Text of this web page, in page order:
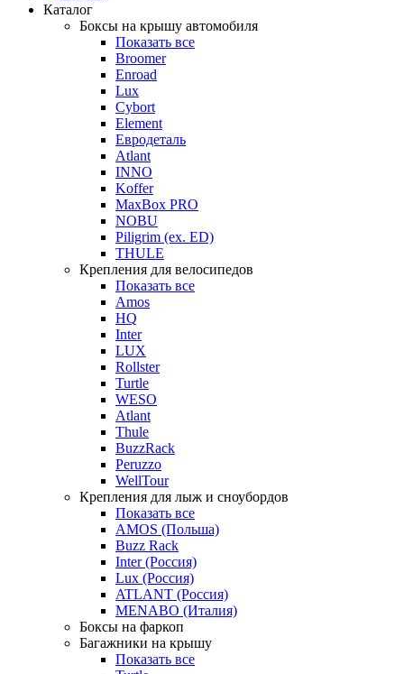
Каталог
Боксы на крышу автомобиля
Показать все
Broomer
Enroad
Lux
Cybort
Element
Евродеталь
Atlant
INNO
Koffer
MaxBox PRO
NOBU
Piligrim (ex. ED)
THULE
Крепления для велосипедов
Показать все
Amos
HQ
Inter
LUX
Rollster
Turtle
WESO
Atlant
Thule
BuzzRack
Peruzzo
WellTour
Крепления для лыж и сноубордов
Показать все
AMOS (Польша)
Buzz Rack
Inter (Россия)
Lux (Россия)
ATLANT (Россия)
MENABO (Италия)
Боксы на фаркоп
Багажники на крышу
Показать все